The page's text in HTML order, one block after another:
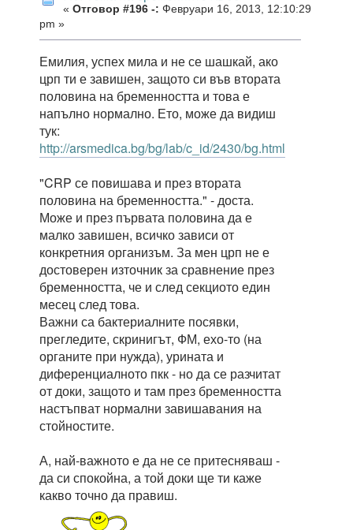
« Отговор #196 -: Февруари 16, 2013, 12:10:29
pm »
Емилия, успех мила и не се шашкай, ако
црп ти е завишен, защото си във втората
половина на бременността и това е
напълно нормално. Ето, може да видиш
тук:
http://arsmedica.bg/bg/lab/c_id/2430/bg.html
"CRP се повишава и през втората
половина на бременността." - доста.
Може и през първата половина да е
малко завишен, всичко зависи от
конкретния организъм. За мен црп не е
достоверен източник за сравнение през
бременността, че и след секциото един
месец след това.
Важни са бактериалните посявки,
прегледите, скринигът, ФМ, ехо-то (на
органите при нужда), урината и
диференциалното пкк - но да се разчитат
от доки, защото и там през бременността
настъпват нормални завишавания на
стойностите.
А, най-важното е да не се притесняваш -
да си спокойна, а той доки ще ти каже
какво точно да правиш.